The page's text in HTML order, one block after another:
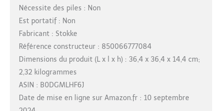
Nécessite des piles : Non
Est portatif : Non
Fabricant : Stokke
Référence constructeur : 850066777084
Dimensions du produit (L x l x h) : 36,4 x 36,4 x 14,4 cm;
2,32 kilogrammes
ASIN : B0DGMLHF6J
Date de mise en ligne sur Amazon.fr : 10 septembre